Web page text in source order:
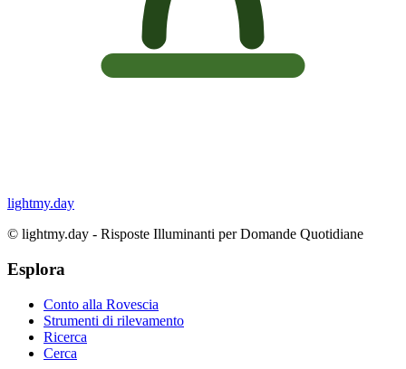
lightmy.day
© lightmy.day - Risposte Illuminanti per Domande Quotidiane
Esplora
Conto alla Rovescia
Strumenti di rilevamento
Ricerca
Cerca